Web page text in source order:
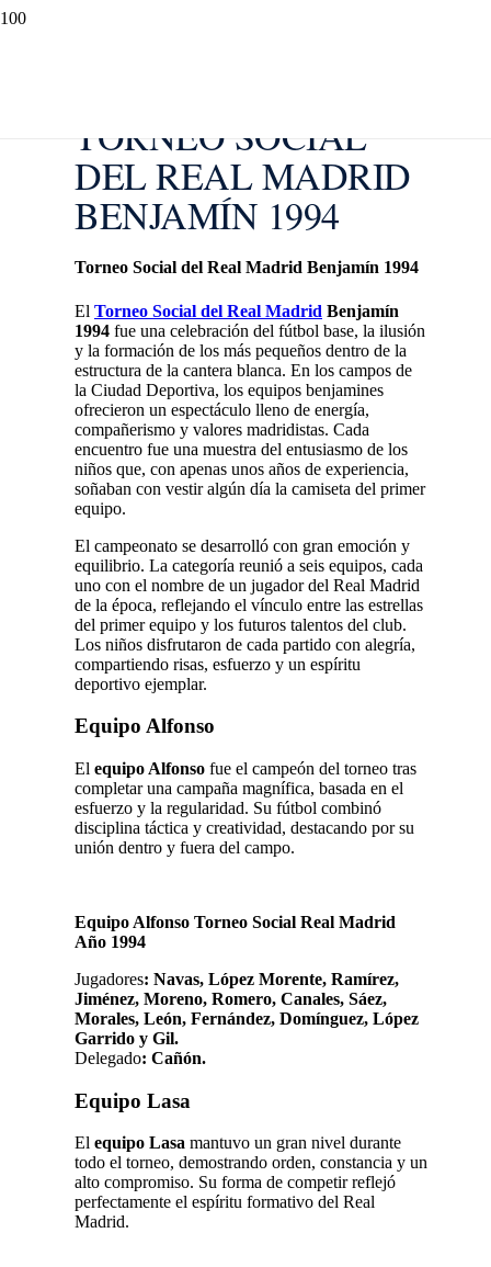
TORNEO SOCIAL
DEL REAL MADRID
BENJAMÍN 1994
Torneo Social del Real Madrid Benjamín 1994
El Torneo Social del Real Madrid Benjamín
1994 fue una celebración del fútbol base, la ilusión
y la formación de los más pequeños dentro de la
estructura de la cantera blanca. En los campos de
la Ciudad Deportiva, los equipos benjamines
ofrecieron un espectáculo lleno de energía,
compañerismo y valores madridistas. Cada
encuentro fue una muestra del entusiasmo de los
niños que, con apenas unos años de experiencia,
soñaban con vestir algún día la camiseta del primer
equipo.
El campeonato se desarrolló con gran emoción y
equilibrio. La categoría reunió a seis equipos, cada
uno con el nombre de un jugador del Real Madrid
de la época, reflejando el vínculo entre las estrellas
del primer equipo y los futuros talentos del club.
Los niños disfrutaron de cada partido con alegría,
compartiendo risas, esfuerzo y un espíritu
deportivo ejemplar.
Equipo Alfonso
El equipo Alfonso fue el campeón del torneo tras
completar una campaña magnífica, basada en el
esfuerzo y la regularidad. Su fútbol combinó
disciplina táctica y creatividad, destacando por su
unión dentro y fuera del campo.
Equipo Alfonso Torneo Social Real Madrid
Año 1994
Jugadores: Navas, López Morente, Ramírez,
Jiménez, Moreno, Romero, Canales, Sáez,
Morales, León, Fernández, Domínguez, López
Garrido y Gil.
Delegado: Cañón.
Equipo Lasa
El equipo Lasa mantuvo un gran nivel durante
todo el torneo, demostrando orden, constancia y un
alto compromiso. Su forma de competir reflejó
perfectamente el espíritu formativo del Real
Madrid.